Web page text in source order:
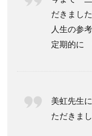
すめ
の
だきまし
人生の参
定期的に
美虹先生
ただきまし